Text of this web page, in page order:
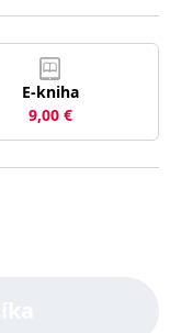
staveb.
a
vývoj
jejich využití v
E-kniha
9,00 €